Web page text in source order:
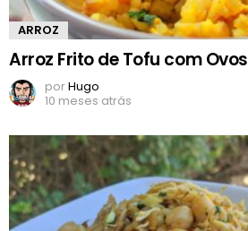
ARROZ
Arroz Frito de Tofu com Ovos
porHugo
10 meses atrás